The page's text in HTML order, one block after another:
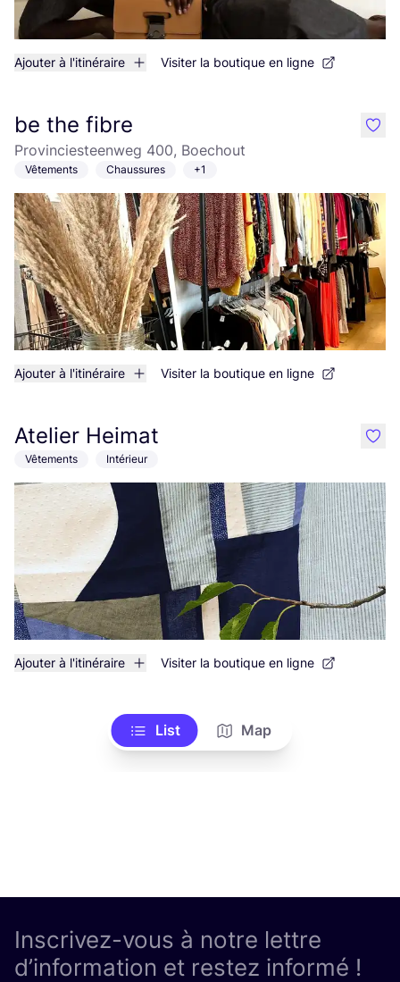
Ajouter à l'itinéraire Visiter la boutique en ligne
be the fibre
Provinciesteenweg 400, Boechout
Vêtements Chaussures +1
Ajouter à l'itinéraire Visiter la boutique en ligne
like
Atelier Heimat
Vêtements Intérieur
Ajouter à l'itinéraire Visiter la boutique en ligne
like
List Map
Inscrivez-vous à notre lettre
d’information et restez informé !